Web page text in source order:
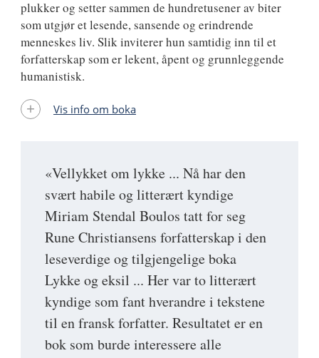
«Vellykket om lykke ... Nå har den
svært habile og litterært kyndige
Miriam Stendal Boulos tatt for seg
Rune Christiansens forfatterskap i den
leseverdige og tilgjengelige boka
Lykke og eksil ... Her var to litterært
kyndige som fant hverandre i tekstene
til en fransk forfatter. Resultatet er en
bok som burde interessere alle
plukker og setter sammen de hundretusener av biter
som utgjør et lesende, sansende og erindrende
menneskes liv. Slik inviterer hun samtidig inn til et
forfatterskap som er lekent, åpent og grunnleggende
humanistisk.
Vis info om boka